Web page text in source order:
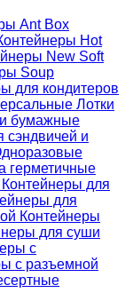
Ant Box
Hot
New Soft
Soup
для кондитеров
Лотки
бумажные
сэндвичей и
герметичные
Контейнеры для
для
Контейнеры
для суши
с
с разъемной